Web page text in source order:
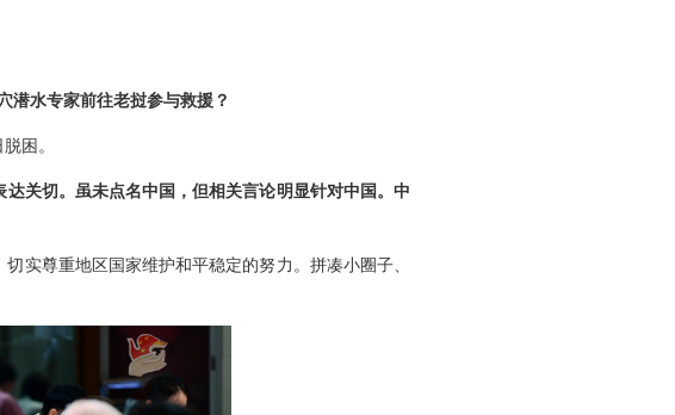
潜水专家前往老挝参与救援？
困。
关切。虽未点名中国，但相关言论明显针对中国。中
实尊重地区国家维护和平稳定的努力。拼凑小圈子、